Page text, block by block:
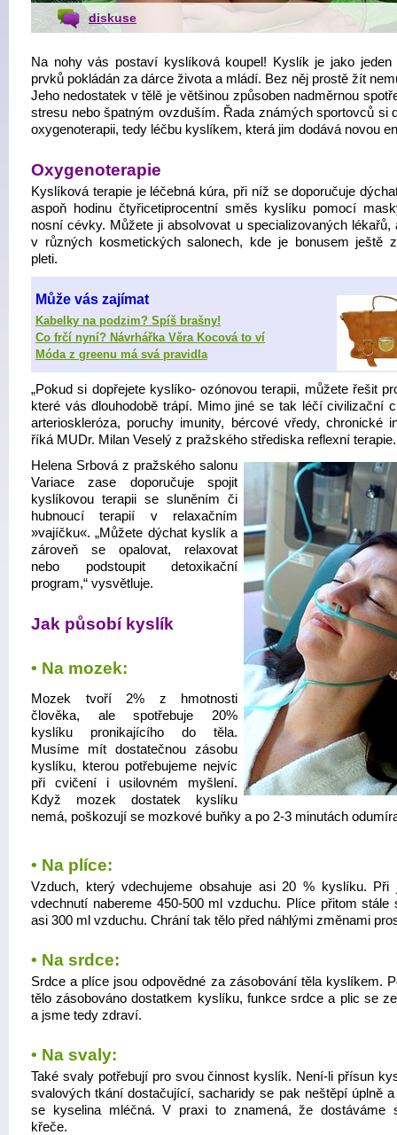
diskuse
Na nohy vás postaví kyslíková koupel! Kyslík je jako jeden
prvků pokládán za dárce života a mládí. Bez něj prostě žít
Jeho nedostatek v tělě je většinou způsoben nadměrnou
stresu nebo špatným ovzduším. Řada známých sportovců si
oxygenoterapii, tedy léčbu kyslíkem, která jim dodává novou
Oxygenoterapie
Kyslíková terapie je léčebná kúra, při níž se doporučuje
aspoň hodinu čtyřicetiprocentní směs kyslíku pomocí
nosní cévky. Můžete ji absolvovat u specializovaných lékařů,
v různých kosmetických salonech, kde je bonusem ještě
pleti.
Může vás zajímat
Kabelky na podzim? Spíš brašny!
Co frčí nyní? Návrhářka Věra Kocová to ví
Móda z greenu má svá pravidla
„Pokud si dopřejete kyslíko- ozónovou terapii, můžete řešit
které vás dlouhodobě trápí. Mimo jiné se tak léčí civilizační
arterioskleróza, poruchy imunity, bércové vředy, chronické
říká MUDr. Milan Veselý z pražského střediska reflexní terapie.
Helena Srbová z pražského salonu
Variace zase doporučuje spojit
kyslíkovou terapii se sluněním či
hubnoucí terapií v relaxačním
»vajíčku«. „Můžete dýchat kyslík a
zároveň se opalovat, relaxovat
nebo podstoupit detoxikační
program,“ vysvětluje.
Jak působí kyslík
• Na mozek:
Mozek tvoří 2% z hmotnosti
člověka, ale spotřebuje 20%
kyslíku pronikajícího do těla.
Musíme mít dostatečnou zásobu
kyslíku, kterou potřebujeme nejvíc
při cvičení i usilovném myšlení.
Když mozek dostatek kyslíku
nemá, poškozují se mozkové buňky a po 2-3 minutách
• Na plíce:
Vzduch, který vdechujeme obsahuje asi 20 % kyslíku. Při
vdechnutí nabereme 450-500 ml vzduchu. Plíce přitom stále
asi 300 ml vzduchu. Chrání tak tělo před náhlými změnami
• Na srdce:
Srdce a plíce jsou odpovědné za zásobování těla kyslíkem.
tělo zásobováno dostatkem kyslíku, funkce srdce a plic se
a jsme tedy zdraví.
• Na svaly:
Také svaly potřebují pro svou činnost kyslík. Není-li přísun
svalových tkání dostačující, sacharidy se pak neštěpí úplně
se kyselina mléčná. V praxi to znamená, že dostáváme
křeče.